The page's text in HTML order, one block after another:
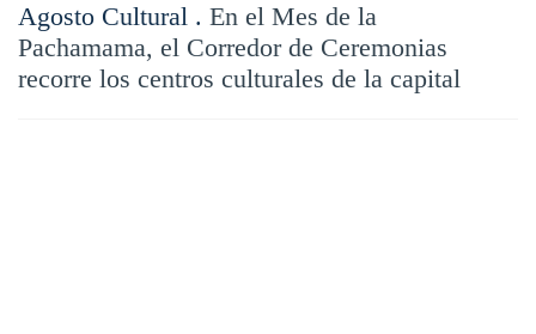
Agosto Cultural . En el Mes de la
Pachamama, el Corredor de Ceremonias
recorre los centros culturales de la capital